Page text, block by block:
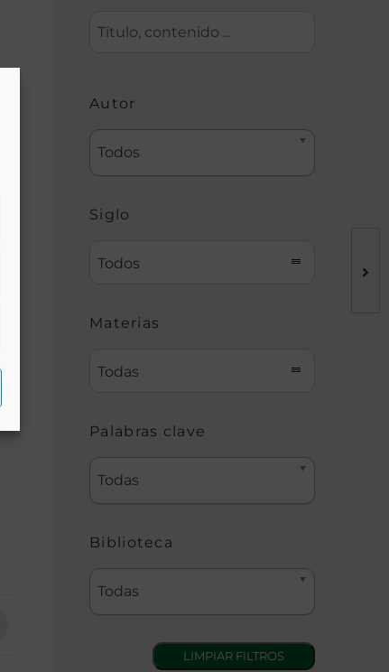
Autor
Todos
Siglo
Todos
Materias
Todas
Palabras clave
Todas
Biblioteca
Todas